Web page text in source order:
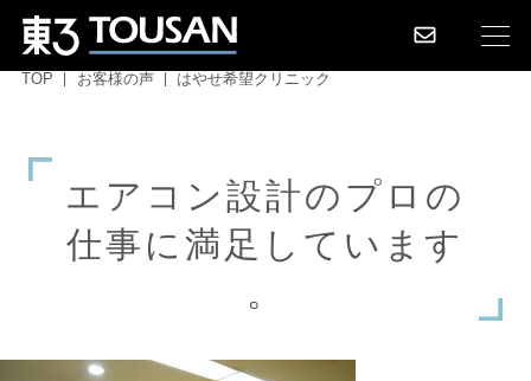
TOP お客様の声 はやせ希望クリニック
エ ア コ ン設計の プ ロ の
仕事 に 満 足 し て い ま す
。